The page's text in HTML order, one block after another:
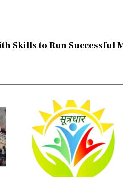
Skills to Run Successful